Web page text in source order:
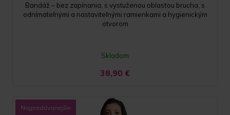
Bandáž – bez zapínania, s vystuženou oblasťou brucha, s
odnímateľnými a nastaviteľnými ramienkami a hygienickým
otvorom
Skladom
38,90 €